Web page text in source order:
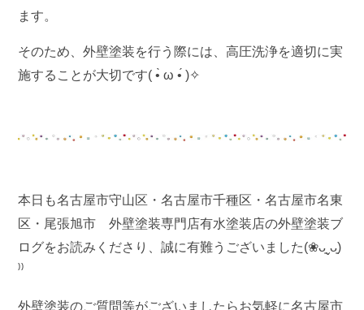
ます。
そのため、外壁塗装を行う際には、高圧洗浄を適切に実
施することが大切です( •̀ ω •́ )✧
本日も名古屋市守山区・名古屋市千種区・名古屋市名東
区・尾張旭市 外壁塗装専門店有水塗装店の外壁塗装ブ
ログをお読みくださり、誠に有難うございました(❀ᴗ͈ˬᴗ͈)
⁾⁾
外壁塗装のご質問等がございましたらお気軽に名古屋市